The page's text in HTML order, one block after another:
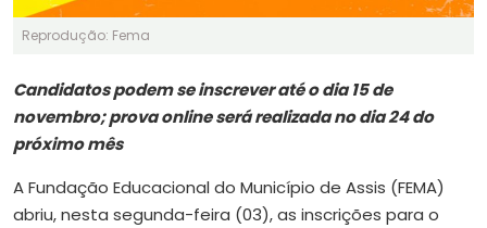
Reprodução: Fema
Candidatos podem se inscrever até o dia 15 de
novembro; prova online será realizada no dia 24 do
próximo mês
A Fundação Educacional do Município de Assis (FEMA)
abriu, nesta segunda-feira (03), as inscrições para o